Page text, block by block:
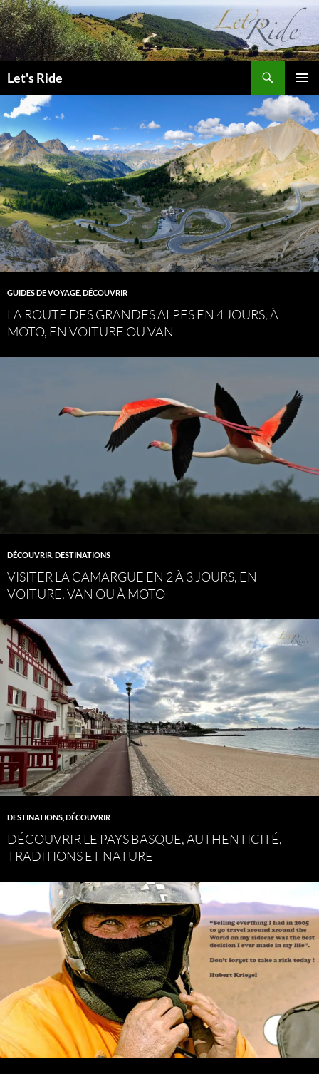
Aller
au
contenu
Let's Ride
MENU
GUIDES DE VOYAGE DÉCOUVRIR
LA ROUTE DES GRANDES ALPES EN 4 JOURS, À
MOTO, EN VOITURE OU VAN
DÉCOUVRIR DESTINATIONS
VISITER LA CAMARGUE EN 2 À 3 JOURS, EN
VOITURE, VAN OU À MOTO
DESTINATIONS DÉCOUVRIR
DÉCOUVRIR LE PAYS BASQUE, AUTHENTICITÉ,
TRADITIONS ET NATURE